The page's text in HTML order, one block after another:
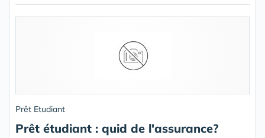
Prêt Etudiant
Prêt étudiant : quid de l'assurance?